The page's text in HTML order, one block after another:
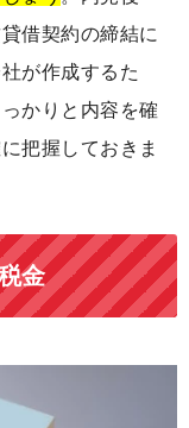
借契約の締結に
が作成するた
かりと内容を確
把握しておきま
金